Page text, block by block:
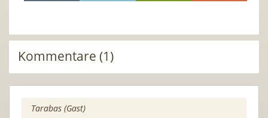
Kommentare (1)
Tarabas (Gast)